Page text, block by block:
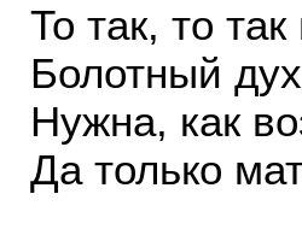
То так, то
Болотный
Нужна, как
Да только